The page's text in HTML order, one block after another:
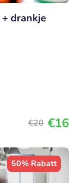
drankje
€20 €16
50% Rabatt